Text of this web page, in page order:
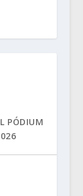
PÓDIUM